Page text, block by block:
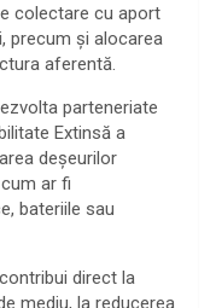
colectare cu aport
precum și alocarea
aferentă.
parteneriate
Extinsă a
deșeurilor
ar fi
bateriile sau
direct la
mediu, la reducerea